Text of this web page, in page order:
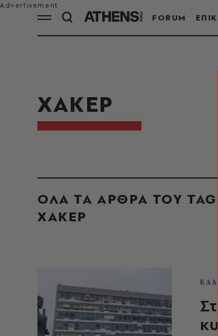
FORUM
ΧΑΚΕΡ
ΟΛΑ ΤΑ ΑΡΘΡΑ ΤΟΥ TAG
ΧΑΚΕΡ